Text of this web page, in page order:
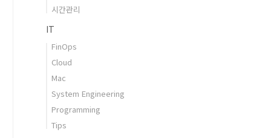
시간관리
IT
FinOps
Cloud
Mac
System Engineering
Programming
Tips